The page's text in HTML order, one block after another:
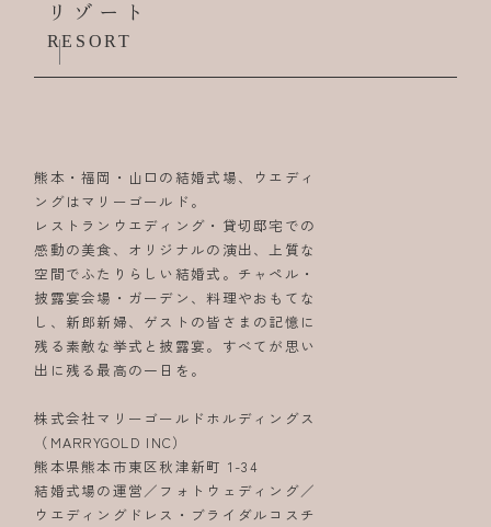
リゾート
RESORT
熊本・福岡・山口の結婚式場、ウエディ
ングはマリーゴールド。
レストランウエディング・貸切邸宅での
感動の美食、オリジナルの演出、上質な
空間でふたりらしい結婚式。チャペル・
披露宴会場・ガーデン、料理やおもてな
し、新郎新婦、ゲストの皆さまの記憶に
残る素敵な挙式と披露宴。すべてが思い
出に残る最高の一日を。
株式会社マリーゴールドホルディングス
（MARRYGOLD INC）
熊本県熊本市東区秋津新町 1-34
結婚式場の運営／フォトウェディング／
ウエディングドレス・ブライダルコスチ